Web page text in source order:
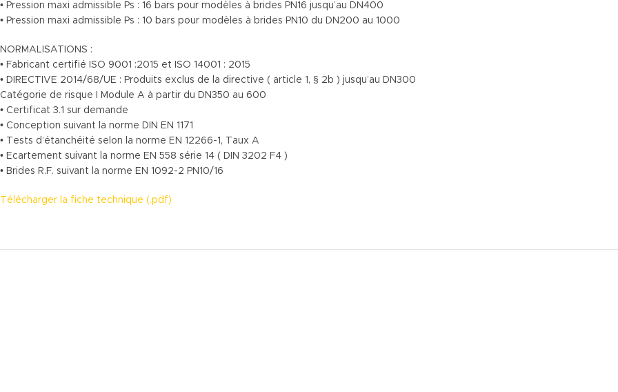
• Pression maxi admissible Ps : 16 bars pour modèles à brides PN16 jusqu’au DN400
• Pression maxi admissible Ps : 10 bars pour modèles à brides PN10 du DN200 au 1000
NORMALISATIONS :
• Fabricant certifié ISO 9001 :2015 et ISO 14001 : 2015
• DIRECTIVE 2014/68/UE : Produits exclus de la directive ( article 1, § 2b ) jusqu’au DN300
Catégorie de risque I Module A à partir du DN350 au 600
• Certificat 3.1 sur demande
• Conception suivant la norme DIN EN 1171
• Tests d’étanchéité selon la norme EN 12266-1, Taux A
• Ecartement suivant la norme EN 558 série 14 ( DIN 3202 F4 )
• Brides R.F. suivant la norme EN 1092-2 PN10/16
Télécharger la fiche technique (.pdf)